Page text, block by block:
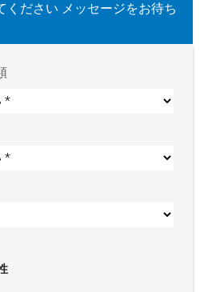
ください メッセージをお待ち